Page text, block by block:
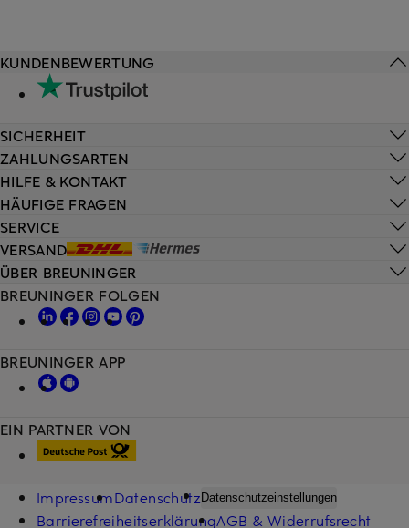
HILFE & KONTAKT
HÄUFIGE FRAGEN
SERVICE
VERSAND
KUNDENBEWERTUNG
SICHERHEIT
ZAHLUNGSARTEN
ÜBER BREUNINGER
EIN PARTNER VON
BREUNINGER FOLGEN
BREUNINGER APP
ImpressumDatenschutz Datenschutzeinstellungen
BarrierefreiheitserklärungAGB & Widerrufsrecht